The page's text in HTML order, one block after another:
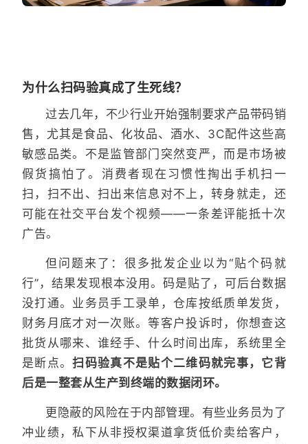
为什么扫码验真成了生死线？
过去几年，不少行业开始强制要求产品带码销
售，尤其是食品、化妆品、酒水、3C配件这些高
敏感品类。不是监管部门突然变严，而是市场被
假货搞怕了。消费者现在习惯性掏出手机扫一
扫，扫不出、扫出来信息对不上，转身就走，还
可能在社交平台发个视频——一条差评能抵十次
广告。
但问题来了：很多批发企业以为“贴个码就
行”，结果发现根本没用。码是贴了，可后台数据
没打通。业务员手工录单，仓库按纸质单发货，
财务月底才对一次账。等客户投诉时，你想查这
批货从哪来、谁经手、什么时间出库，系统里全
是断点。扫码验真不是贴个二维码就完事，它背
后是一整套从生产到终端的数据闭环。
更隐蔽的风险在于内部管理。有些业务员为了
冲业绩，私下从非授权渠道拿货低价卖给客户，